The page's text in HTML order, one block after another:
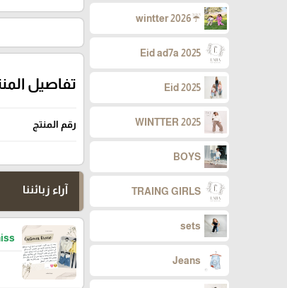
☔wintter 2026
Eid ad7a 2025
Eid 2025
WINTTER 2025
BOYS
TRAING GIRLS
sets
Jeans
تفاصيل
رقم المنتج
آراء زبائننا